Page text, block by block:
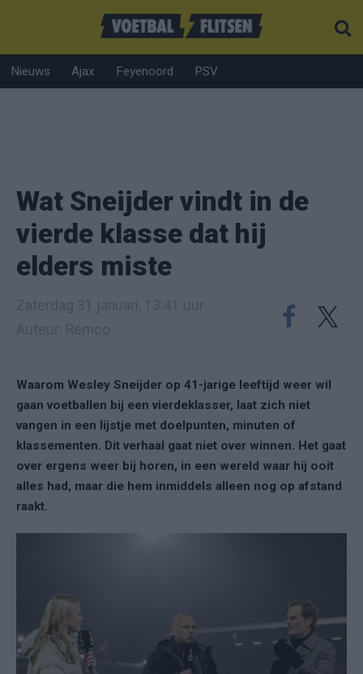
Nieuws Ajax Feyenoord PSV
Wat Sneijder vindt in de
vierde klasse dat hij
elders miste
Waarom Wesley Sneijder op 41-jarige leeftijd weer wil
gaan voetballen bij een vierdeklasser, laat zich niet
vangen in een lijstje met doelpunten, minuten of
klassementen. Dit verhaal gaat niet over winnen. Het gaat
over ergens weer bij horen, in een wereld waar hij ooit
alles had, maar die hem inmiddels alleen nog op afstand
raakt.